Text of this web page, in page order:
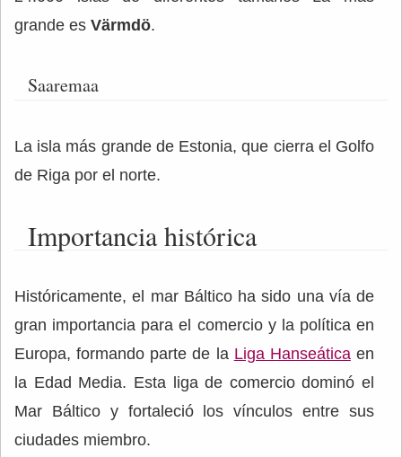
grande es Värmdö.
Saaremaa
La isla más grande de Estonia, que cierra el Golfo
de Riga por el norte.
Importancia histórica
Históricamente, el mar Báltico ha sido una vía de
gran importancia para el comercio y la política en
Europa, formando parte de la Liga Hanseáticaen
la Edad Media. Esta liga de comercio dominó el
Mar Báltico y fortaleció los vínculos entre sus
ciudades miembro.